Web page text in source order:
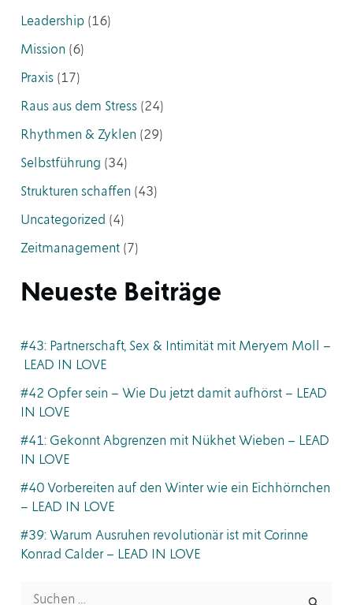
Leadership(16)
Mission (6)
Praxis(17)
Raus aus dem Stress(24)
Rhythmen & Zyklen (29)
Selbstführung (34)
Strukturen schaffen (43)
Uncategorized (4)
Zeitmanagement(7)
Neueste Beiträge
#43: Partnerschaft, Sex & Intimität mit Meryem Moll –
LEAD IN LOVE
#42 Opfer sein – Wie Du jetzt damit aufhörst – LEAD
IN LOVE
#41: Gekonnt Abgrenzen mit Nükhet Wieben – LEAD
IN LOVE
#40 Vorbereiten auf den Winter wie ein Eichhörnchen
– LEAD IN LOVE
#39: Warum Ausruhen revolutionär ist mit Corinne
Konrad Calder – LEAD IN LOVE